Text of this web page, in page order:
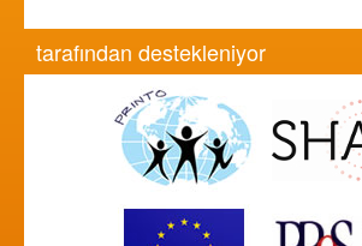
tarafından destekleniyor